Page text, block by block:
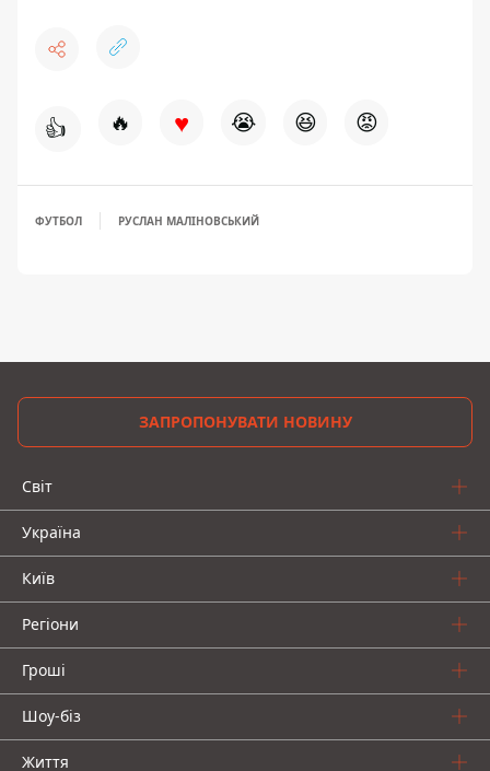
👍 🔥 ♥ 😭 😆 😡
ФУТБОЛ РУСЛАН МАЛІНОВСЬКИЙ
ЗАПРОПОНУВАТИ НОВИНУ
Світ
Україна
Київ
Регіони
Гроші
Шоу-біз
Життя